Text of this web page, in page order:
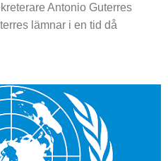
Antonio Guterres
lämnar i en tid då